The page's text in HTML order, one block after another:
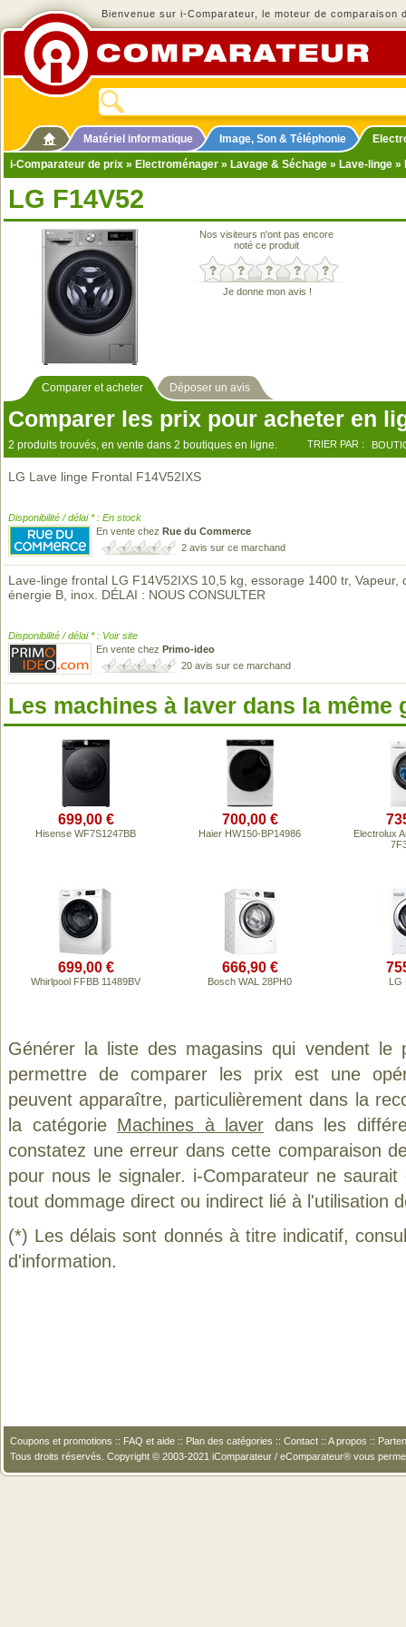
Bienvenue sur i-Comparateur, le moteur de comparaison
Matériel informatique Image, Son & Téléphonie
i-Comparateur de prix » Electroménager » Lavage & Séchage » Lave-linge »
LG F14V52
Nos visiteurs n'ont pas encore
noté ce produit
Je donne mon avis !
Comparer et acheter Déposer un avis
Comparer les prix pour acheter en
2 produits trouvés, en vente dans 2 boutiques en ligne. TRIER PAR :
LG Lave linge Frontal F14V52IXS
Disponibilité / délai * : En stock
En vente chez Rue du Commerce
2 avis sur ce marchand
Lave-linge frontal LG F14V52IXS 10,5 kg, essorage 1400 tr, Vapeur,
énergie B, inox. DÉLAI : NOUS CONSULTER
Disponibilité / délai * : Voir site
En vente chez Primo-ideo
20 avis sur ce marchand
Les machines à laver dans la même
699,00 €
Hisense WF7S1247BB
700,00 €
Haier HW150-BP14986
Electrolux
699,00 €
Whirlpool FFBB 11489BV
666,90 €
Bosch WAL 28PH0 LG
Générer la liste des magasins qui vendent le
permettre de comparer les prix est une
peuvent apparaître, particulièrement dans la
la catégorie Machines à laver dans les
constatez une erreur dans cette comparaison
pour nous le signaler. i-Comparateur ne
tout dommage direct ou indirect lié à l'utilisation
(*) Les délais sont donnés à titre indicatif,
d'information.
Coupons et promotions :: FAQ et aide :: Plan des catégories :: Contact :: A propos ::
Tous droits réservés. Copyright © 2003-2021 iComparateur / eComparateur® vous